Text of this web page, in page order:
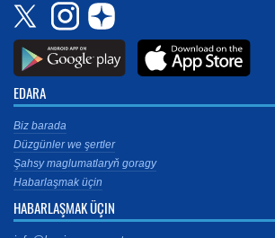
EDARA
Biz barada
Düzgünler we şertler
Şahsy maglumatlaryň goragy
Habarlaşmak üçin
HABARLAŞMAK ÜÇIN